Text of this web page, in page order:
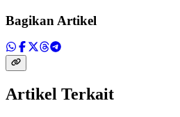
Bagikan Artikel
Artikel Terkait